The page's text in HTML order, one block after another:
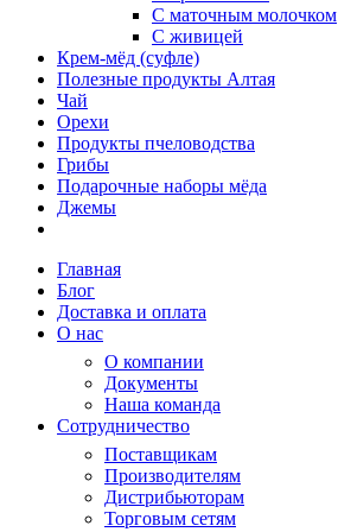
С маточным молочком
С живицей
Крем-мёд (суфле)
Полезные продукты Алтая
Чай
Орехи
Продукты пчеловодства
Грибы
Подарочные наборы мёда
Джемы
Главная
Блог
Доставка и оплата
О нас
О компании
Документы
Наша команда
Сотрудничество
Поставщикам
Производителям
Дистрибьюторам
Торговым сетям